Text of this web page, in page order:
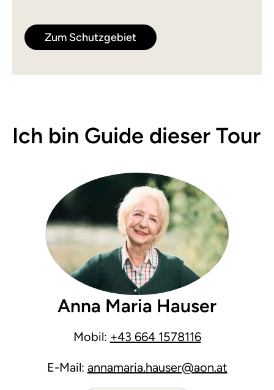
Zum Schutzgebiet
Ich bin Guide dieser Tour
Anna Maria Hauser
Mobil: +43 664 1578116
E-Mail: annamaria.hauser@aon.at